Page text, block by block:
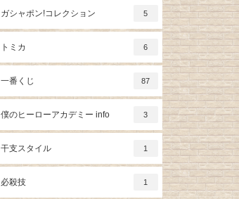
ガシャポン!コレクション 5
トミカ 6
一番くじ 87
僕のヒーローアカデミー info 3
干支スタイル 1
必殺技 1